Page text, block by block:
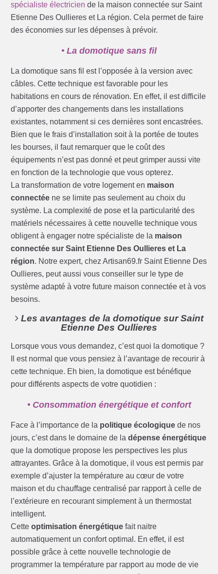
spécialiste électricien de la maison connectée sur Saint
Etienne Des Oullieres et La région. Cela permet de faire
des économies sur les dépenses à prévoir.
• La domotique sans fil
La domotique sans fil est l’opposée à la version avec
câbles. Cette technique est favorable pour les
habitations en cours de rénovation. En effet, il est difficile
d’apporter des changements dans les installations
existantes, notamment si ces dernières sont encastrées.
Bien que le frais d’installation soit à la portée de toutes
les bourses, il faut remarquer que le coût des
équipements n’est pas donné et peut grimper aussi vite
en fonction de la technologie que vous opterez.
La transformation de votre logement en maison
connectée ne se limite pas seulement au choix du
système. La complexité de pose et la particularité des
matériels nécessaires à cette nouvelle technique vous
obligent à engager notre spécialiste de la maison
connectée sur Saint Etienne Des Oullieres et La
région. Notre expert, chez Artisan69.fr Saint Etienne Des
Oullieres, peut aussi vous conseiller sur le type de
système adapté à votre future maison connectée et à vos
besoins.
Les avantages de la domotique sur Saint
Etienne Des Oullieres
Lorsque vous vous demandez, c’est quoi la domotique ?
Il est normal que vous pensiez à l’avantage de recourir à
cette technique. Eh bien, la domotique est bénéfique
pour différents aspects de votre quotidien :
• Consommation énergétique et confort
Face à l’importance de la politique écologique de nos
jours, c’est dans le domaine de ladépense énergétique
que la domotique propose les perspectives les plus
attrayantes. Grâce à la domotique, il vous est permis par
exemple d’ajuster la température au cœur de votre
maison et du chauffage centralisé par rapport à celle de
l’extérieure en recourant simplement à un thermostat
intelligent.
Cetteoptimisation énergétique fait naitre
automatiquement un confort optimal. En effet, il est
possible grâce à cette nouvelle technologie de
programmer la température par rapport au mode de vie